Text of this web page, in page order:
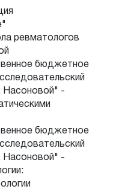
ревматологов
бюджетное
Насоновой" -
бюджетное
Насоновой" -